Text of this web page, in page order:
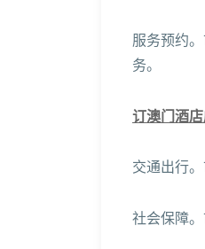
服务预约
务。
订澳门酒
交通出行
社会保障